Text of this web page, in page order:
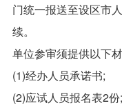
门统一报送至设区市
续。
单位参审须提供以下材
(1)经办人员承诺书;
(2)应试人员报名表2份;